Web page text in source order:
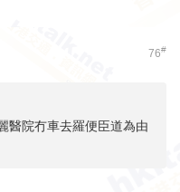
76#
醫院冇車去羅便臣道為由